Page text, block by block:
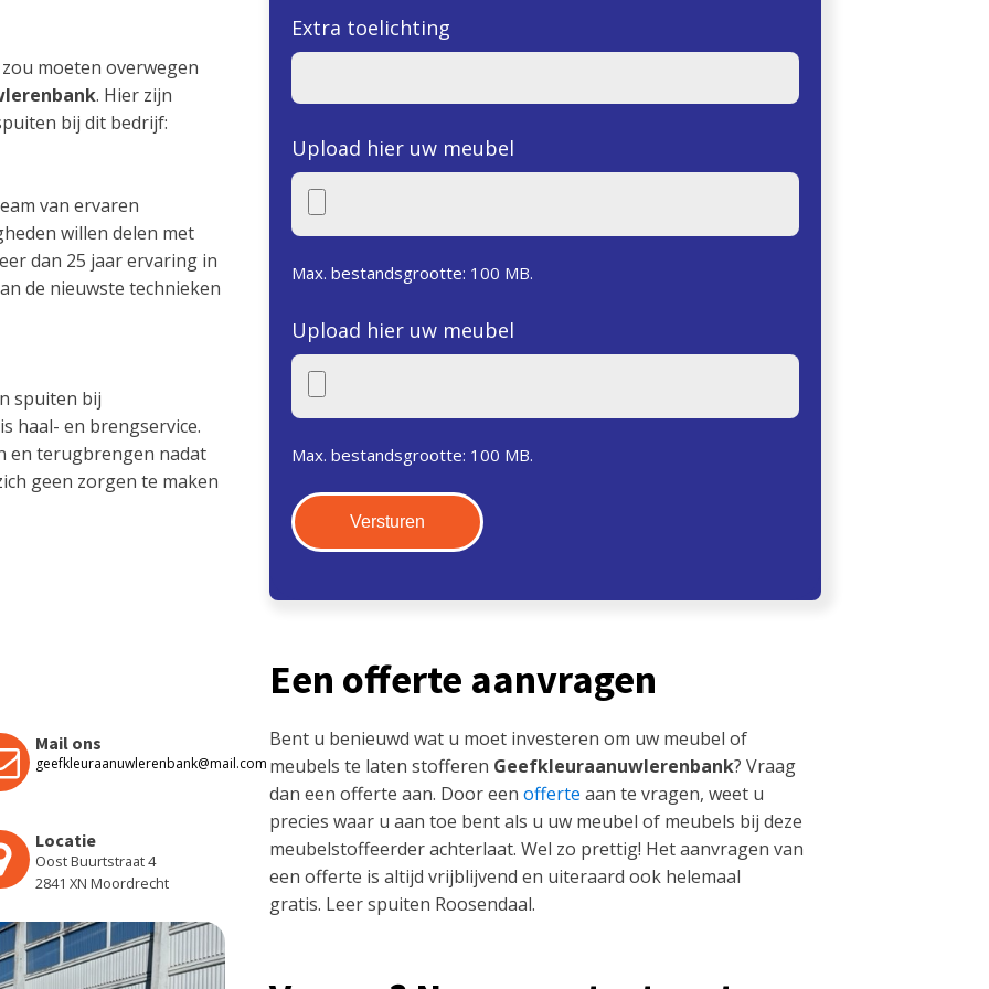
moeten overwegen
. Hier zijn
bij dit bedrijf:
van ervaren
willen delen met
dan 25 jaar ervaring in
de nieuwste technieken
spuiten bij
haal- en brengservice.
en terugbrengen nadat
geen zorgen te maken
Mail ons
geefkleuraanuwlerenbank@mail.com
Locatie
Oost Buurtstraat 4
2841 XN Moordrecht
Extra toelichting
Upload hier uw meubel
Max. bestandsgrootte: 100 MB.
Upload hier uw meubel
Max. bestandsgrootte: 100 MB.
Een offerte aanvragen
Bent u benieuwd wat u moet investeren om uw meubel of
meubels te laten stofferen Geefkleuraanuwlerenbank? Vraag
dan een offerte aan. Door een offerte aan te vragen, weet u
precies waar u aan toe bent als u uw meubel of meubels bij deze
meubelstoffeerder achterlaat. Wel zo prettig! Het aanvragen van
een offerte is altijd vrijblijvend en uiteraard ook helemaal
gratis. Leer spuiten Roosendaal.